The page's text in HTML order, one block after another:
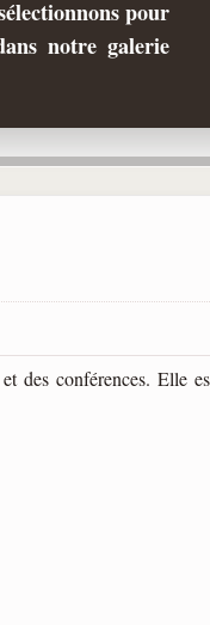
pour
notre galerie
des conférences. Elle